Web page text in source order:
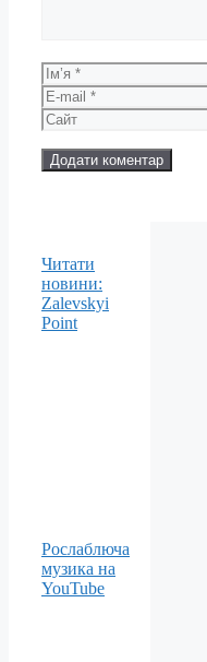
Ім’я
E-
mail
Сайт
Читати
новини:
Zalevskyi
Point
Рослаблюча
музика на
YouTube